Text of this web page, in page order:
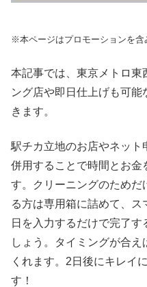
※本ページはプロモーションを含
本記事では、東京メトロ東
ング店や即日仕上げも可
きます。
駅チカ立地のお店やネット
併用することで時間とお金
す。クリーニングのためだ
る方は専用箱に詰めて、
日を入力するだけで完了す
しょう。タイミングが合
くれます。2日後にキレイ
す！